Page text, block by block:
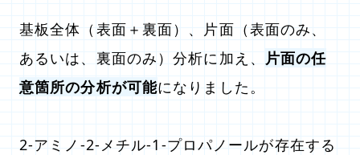
基板全体（表面＋裏面）、片面（表面のみ、
あるいは、裏面のみ）分析に加え、 片面の任
意箇所の分析が可能になりました。
2-アミノ-2-メチル-1-プロパノールが存在する